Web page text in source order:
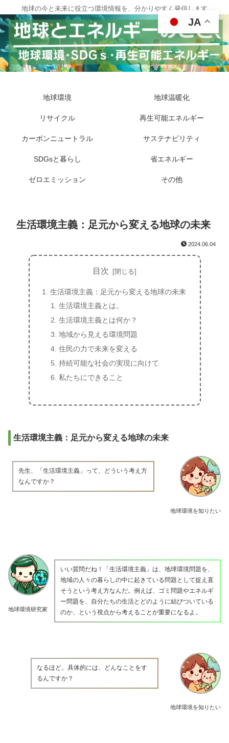
地球の今と未来に役立つ環境情報を、分かりやすく発信します
地球環境 地球温暖化
リサイクル 再生可能エネルギー
カーボンニュートラル サステナビリティ
SDGsと暮らし 省エネルギー
ゼロエミッション その他
生活環境主義：足元から変える地球の未来
2024.06.04
目次
生活環境主義：足元から変える地球の未来
生活環境主義とは。
生活環境主義とは何か？
地域から見える環境問題
住民の力で未来を変える
持続可能な社会の実現に向けて
私たちにできること
生活環境主義：足元から変える地球の未来
地球環境を知りたい
先生、「生活環境主義」って、どういう考え方
なんですか？
地球環境研究家
いい質問だね！「生活環境主義」は、地球環境問題を、
地域の人々の暮らしの中に起きている問題として捉え直
そうという考え方なんだ。例えば、ゴミ問題やエネルギ
ー問題を、自分たちの生活とどのように結びついている
のか、という視点から考えることが重要になるよ。
地球環境を知りたい
なるほど。具体的には、どんなことをす
るんですか？
JA